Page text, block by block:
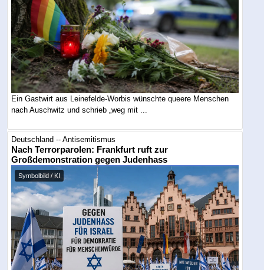
Ein Gastwirt aus Leinefelde-Worbis wünschte queere Menschen
nach Auschwitz und schrieb „weg mit ...
Deutschland -- Antisemitismus
Nach Terrorparolen: Frankfurt ruft zur
Großdemonstration gegen Judenhass
Symbolbild / KI